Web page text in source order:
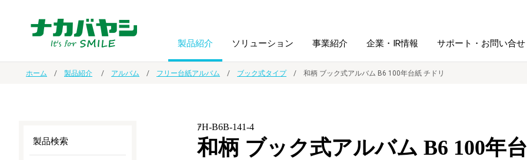
製品紹介
ノート・紙製品
ファイル・
ホルダー用品
ソリューション
オーダー手帳・ノベルティ制作 学校ソリューション
事業紹介 企業・IR情報
IR情報 沿革
サポート・お問い合せ
ホーム 製品紹介 アルバム フリー台紙アルバム ブック式タイプ 和柄 ブック式アルバム B6 100年台紙 チドリ
ｱH-B6B-141-4
和柄 ブック式アルバム B6 100年
製品検索